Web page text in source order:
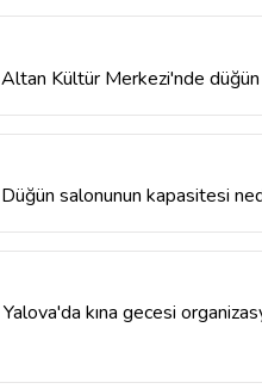
Altan Kültür Merkezi'nde düğün
Düğün salonunun kapasitesi
Yalova'da kına gecesi